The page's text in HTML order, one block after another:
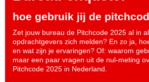
hoe gebruik jij de
Zet jouw bureau de Pitchcode 2025 al in
opdrachtgevers zich melden? En zo ja,
en wat zijn je ervaringen? Of: waarom
maar een paar vragen uit de nul-meting
Pitchcode 2025 in Nederland.